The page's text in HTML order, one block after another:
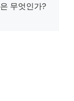
무엇인가?